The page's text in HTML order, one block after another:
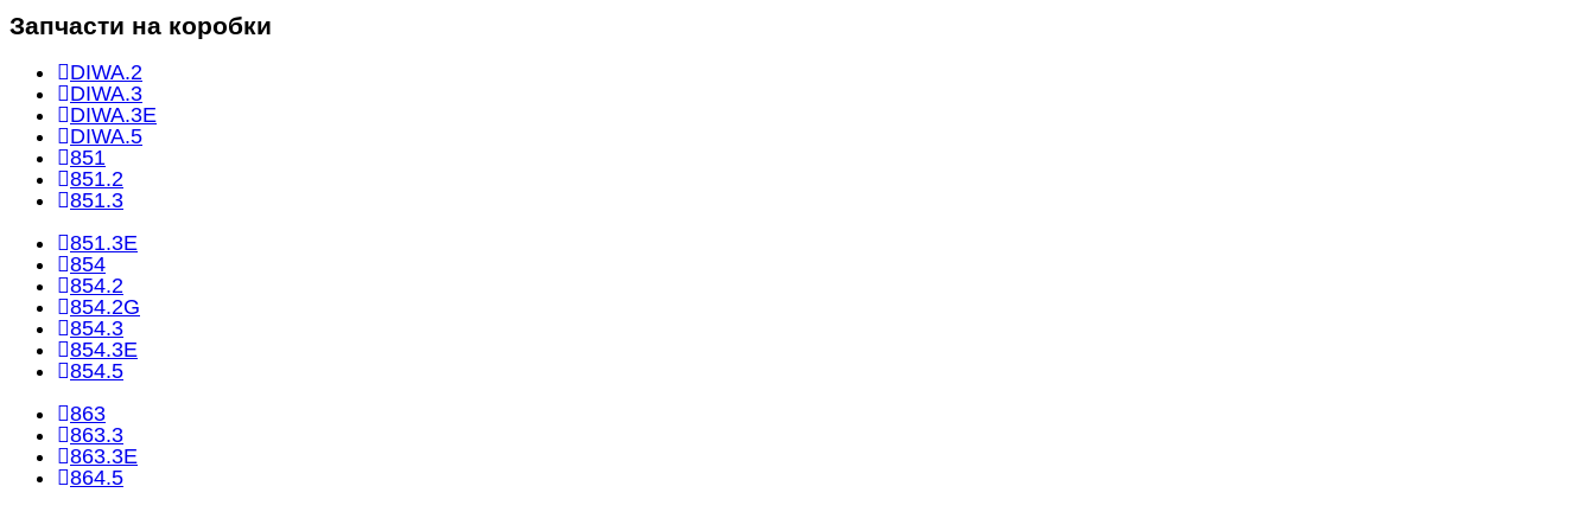
Запчасти на коробки
DIWA.2
DIWA.3
DIWA.3E
DIWA.5
851
851.2
851.3
851.3E
854
854.2
854.2G
854.3
854.3E
854.5
863
863.3
863.3E
864.5